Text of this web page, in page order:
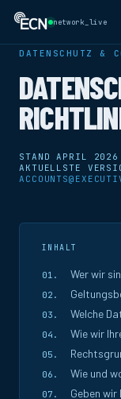
network_live
DATENSCHUTZ &
STAND APRIL
AKTUELLSTE
INHALT
Wer wir
Welche
Wie wir
Wie und
Geben